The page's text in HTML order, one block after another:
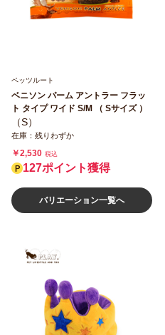
ペッツルート
ベニソン パーム アントラー フラッ
ト タイプ ワイド S/M （ Sサイズ ）
（S）
在庫：残りわずか
￥2,530 税込
127ポイント獲得
バリエーション一覧へ